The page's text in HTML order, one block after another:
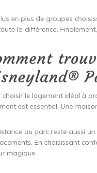
en plus de groupes
la différence.
choisir le logement idéal à
est essentiel. Une
au parc reste aussi
En choisissant
magique.